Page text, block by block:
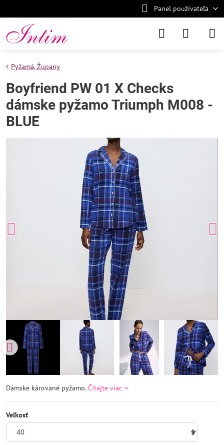
Panel používateľa
Pyžamá, Župany
Boyfriend PW 01 X Checks
dámske pyžamo Triumph M008 -
BLUE
Dámske kárované pyžamo.Čítajte viac
Veľkosť